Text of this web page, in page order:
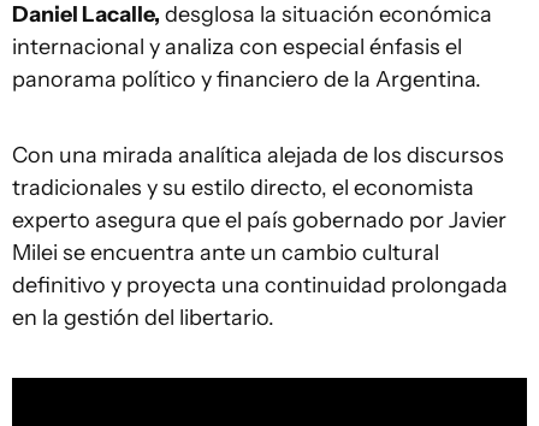
Daniel Lacalle, desglosa la situación económica
internacional y analiza con especial énfasis el
panorama político y financiero de la Argentina.
Con una mirada analítica alejada de los discursos
tradicionales y su estilo directo, el economista
experto asegura que el país gobernado por Javier
Milei se encuentra ante un cambio cultural
definitivo y proyecta una continuidad prolongada
en la gestión del libertario.